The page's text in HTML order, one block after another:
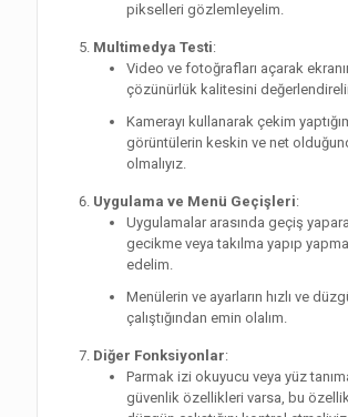
pikselleri gözlemleyelim.
Multimedya Testi:
Video ve fotoğrafları açarak
çözünürlük kalitesini
Kamerayı kullanarak çekim
görüntülerin keskin ve net
olmalıyız.
Uygulama ve Menü Geçişleri:
Uygulamalar arasında geçiş
gecikme veya takılma yapıp
edelim.
Menülerin ve ayarların hızlı ve
çalıştığından emin olalım.
Diğer Fonksiyonlar:
Parmak izi okuyucu veya yüz
güvenlik özellikleri varsa, bu